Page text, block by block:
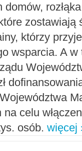
zostawiają
którzy
wsparcia. A w
na celu
osób. więcej